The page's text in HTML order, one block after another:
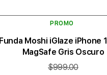
PROMO
Funda Moshi iGlaze iPhone
MagSafe Gris Oscuro
$999.00